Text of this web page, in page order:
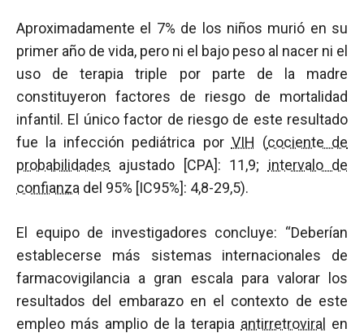
Aproximadamente el 7% de los niños murió en su
primer año de vida, pero ni el bajo peso al nacer ni el
uso de terapia triple por parte de la madre
constituyeron factores de riesgo de mortalidad
infantil. El único factor de riesgo de este resultado
fue la infección pediátrica por VIH (cociente de
probabilidades ajustado [CPA]: 11,9; intervalo de
confianza del 95% [IC95%]: 4,8-29,5).
El equipo de investigadores concluye: “Deberían
establecerse más sistemas internacionales de
farmacovigilancia a gran escala para valorar los
resultados del embarazo en el contexto de este
empleo más amplio de la terapia antirretroviral
en